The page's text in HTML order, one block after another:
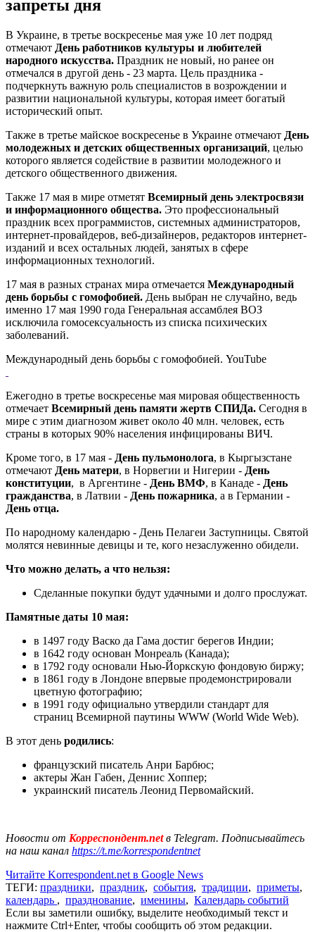
запреты дня
В Украине, в третье воскресенье мая уже 10 лет подряд
отмечают День работников культуры и любителей
народного искусства. Праздник не новый, но ранее он
отмечался в другой день - 23 марта. Цель праздника -
подчеркнуть важную роль специалистов в возрождении и
развитии национальной культуры, которая имеет богатый
исторический опыт.
Также в третье майское воскресенье в Украине отмечают День
молодежных и детских общественных организаций, целью
которого является содействие в развитии молодежного и
детского общественного движения.
Также 17 мая в мире отметят Всемирный день электросвязи
и информационного общества. Это профессиональный
праздник всех программистов, системных администраторов,
интернет-провайдеров, веб-дизайнеров, редакторов интернет-
изданий и всех остальных людей, занятых в сфере
информационных технологий.
17 мая в разных странах мира отмечается Международный
день борьбы с гомофобией. День выбран не случайно, ведь
именно 17 мая 1990 года Генеральная ассамблея ВОЗ
исключила гомосексуальность из списка психических
заболеваний.
Международный день борьбы с гомофобией. YouTube
Ежегодно в третье воскресенье мая мировая общественность
отмечает Всемирный день памяти жертв СПИДа. Сегодня в
мире с этим диагнозом живет около 40 млн. человек, есть
страны в которых 90% населения инфицированы ВИЧ.
Кроме того, в 17 мая - День пульмонолога, в Кыргызстане
отмечают День матери, в Норвегии и Нигерии - День
конституции, в Аргентине - День ВМФ, в Канаде - День
гражданства, в Латвии - День пожарника, а в Германии -
День отца.
По народному календарю - День Пелагеи Заступницы. Святой
молятся невинные девицы и те, кого незаслуженно обидели.
Что можно делать, а что нельзя:
Сделанные покупки будут удачными и долго прослужат.
Памятные даты 10 мая:
в 1497 году Васко да Гама достиг берегов Индии;
в 1642 году основан Монреаль (Канада);
в 1792 году основали Нью-Йоркскую фондовую биржу;
в 1861 году в Лондоне впервые продемонстрировали
цветную фотографию;
в 1991 году официально утвердили стандарт для
страниц Всемирной паутины WWW (World Wide Web).
В этот день родились:
французский писатель Анри Барбюс;
актеры Жан Габен, Деннис Хоппер;
украинский писатель Леонид Первомайский.
Новости от Корреспондент.netв Telegram. Подписывайтесь
на наш канал https://t.me/korrespondentnet
Читайте Korrespondent.net в Google News
ТЕГИ: праздники, праздник, события, традиции, приметы,
календарь , празднование, именины, Календарь событий
Если вы заметили ошибку, выделите необходимый текст и
нажмите Ctrl+Enter, чтобы сообщить об этом редакции.